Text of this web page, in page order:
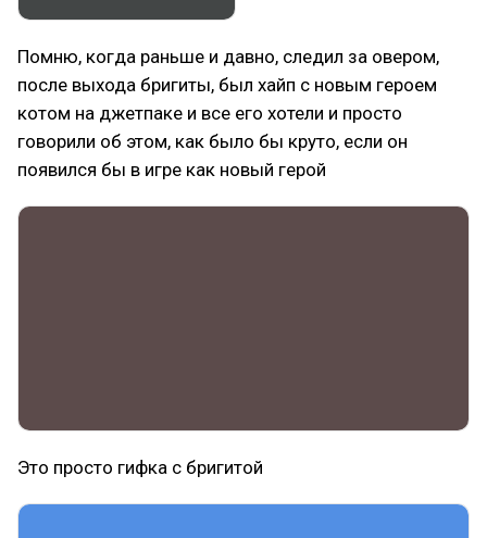
Помню, когда раньше и давно, следил за овером,
после выхода бригиты, был хайп с новым героем
котом на джетпаке и все его хотели и просто
говорили об этом, как было бы круто, если он
появился бы в игре как новый герой
Это просто гифка с бригитой